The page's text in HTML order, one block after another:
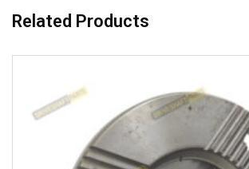
Related Products